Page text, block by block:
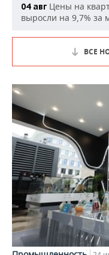
04 авг Цены на
выросли на 9,7% за
ВСЕ